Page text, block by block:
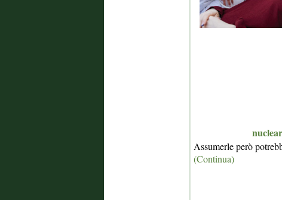
Assumerle però
(Continua)